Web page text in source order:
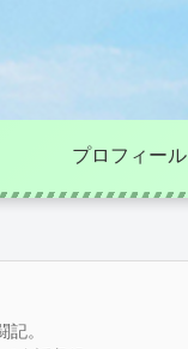
プロフィール
。